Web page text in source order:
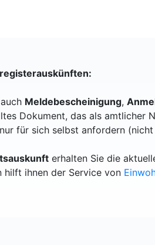
Meldebescheinigung,
Dokument, das als amtlicher
für sich selbst anfordern
erhalten Sie die
hilft ihnen der Service von